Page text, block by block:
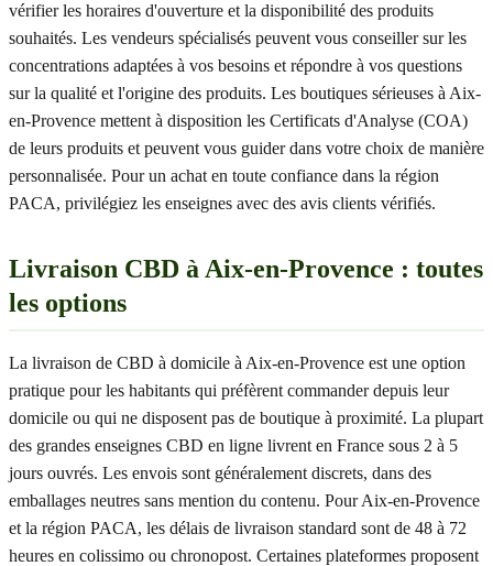
vérifier les horaires d'ouverture et la disponibilité des produits
souhaités. Les vendeurs spécialisés peuvent vous conseiller sur les
concentrations adaptées à vos besoins et répondre à vos questions
sur la qualité et l'origine des produits. Les boutiques sérieuses à Aix-
en-Provence mettent à disposition les Certificats d'Analyse (COA)
de leurs produits et peuvent vous guider dans votre choix de manière
personnalisée. Pour un achat en toute confiance dans la région
PACA, privilégiez les enseignes avec des avis clients vérifiés.
Livraison CBD à Aix-en-Provence : toutes
les options
La livraison de CBD à domicile à Aix-en-Provence est une option
pratique pour les habitants qui préfèrent commander depuis leur
domicile ou qui ne disposent pas de boutique à proximité. La plupart
des grandes enseignes CBD en ligne livrent en France sous 2 à 5
jours ouvrés. Les envois sont généralement discrets, dans des
emballages neutres sans mention du contenu. Pour Aix-en-Provence
et la région PACA, les délais de livraison standard sont de 48 à 72
heures en colissimo ou chronopost. Certaines plateformes proposent